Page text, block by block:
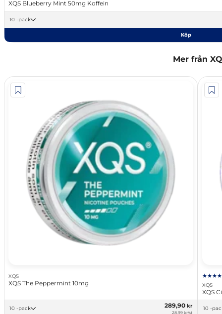
XQS Blueberry Mint 50mg Koffein
10 -pack
Köp
Mer från
XQS
XQS The Peppermint 10mg
10 -pack 289,90 kr
28,99 kr/st
XQS
XQS
10 -